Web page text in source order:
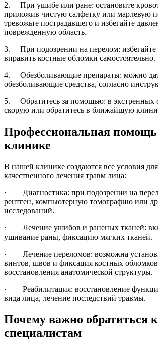
2. При ушибе или ране: остановите
приложив чистую салфетку или марлевую
тревожьте пострадавшего и избегайте
поврежденную область.
3. При подозрении на перелом:
вправить костные обломки самостоятельно.
4. Обезболивающие препараты: можно
обезболивающие средства, согласно
5. Обратитесь за помощью: в экстренных
скорую или обратитесь в ближайшую
Профессиональная
клинике
В нашей клинике создаются все условия
качественного лечения травм лица:
· Диагностика: при подозрении на
рентген, компьютерную томографию или
исследований.
· Лечение ушибов и раненых тканей:
ушивание раны, фиксацию мягких тканей.
· Лечение переломов: возможна
винтов, швов и фиксация костных
восстановления анатомической структуры.
· Реабилитация: восстановление
вида лица, лечение последствий травмы.
Почему важно обратиться к
специалистам